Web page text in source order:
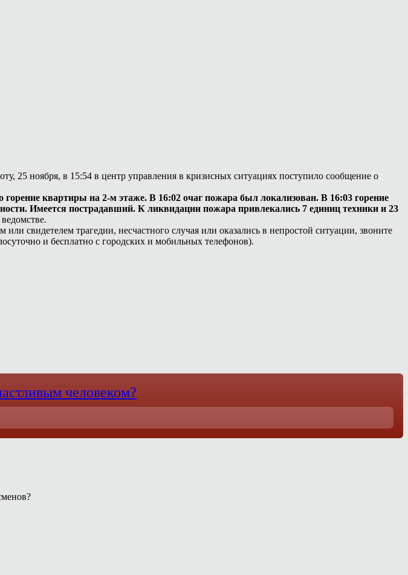
ноября, в 15:54 в центр управления в кризисных ситуациях поступило сообщение о
квартиры на 2-м этаже. В 16:02 очаг пожара был локализован. В 16:03 горение
Имеется пострадавший. К ликвидации пожара привлекались 7 единиц техники и 23
свидетелем трагедии, несчастного случая или оказались в непростой ситуации, звоните
и бесплатно с городских и мобильных телефонов).
человеком?